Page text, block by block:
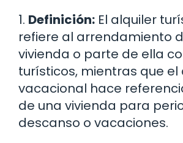
1. Definición: El alquiler
refiere al arrendamiento
vivienda o parte de ella
turísticos, mientras que el
vacacional hace
de una vivienda para
descanso o vacaciones.